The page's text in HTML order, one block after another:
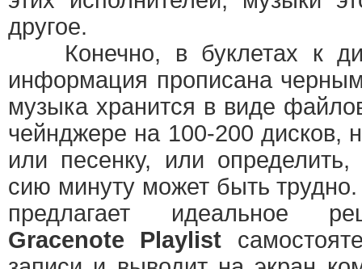
другое.
Конечно, в буклетах к
информация прописана
музыка хранится в виде
чейнджере на 100-200 дисков,
или песенку, или
сию минуту может быть
предлагает идеальное
Gracenote Playlist